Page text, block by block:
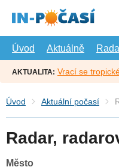
hlavní
Úvod
Aktuálně
AKTUALITA: Vrací se
Úvod Aktuální počasí
Radar,
Město